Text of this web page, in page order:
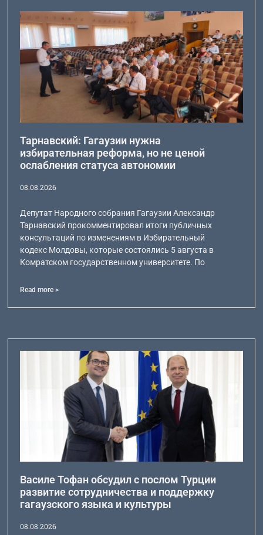
Тарнавский: Гагаузии нужна
избирательная реформа, но не ценой
ослабления статуса автономии
08.08.2026
Депутат Народного собрания Гагаузии Александр
Тарнавский прокомментировал итоги публичных
консультаций по изменениям в Избирательный
кодекс Молдовы, которые состоялись 5 августа в
Комратском государственном университете. По
Read more >
Василе Тофан обсудил с послом Турции
развитие сотрудничества и поддержку
гагаузского языка и культуры
08.08.2026